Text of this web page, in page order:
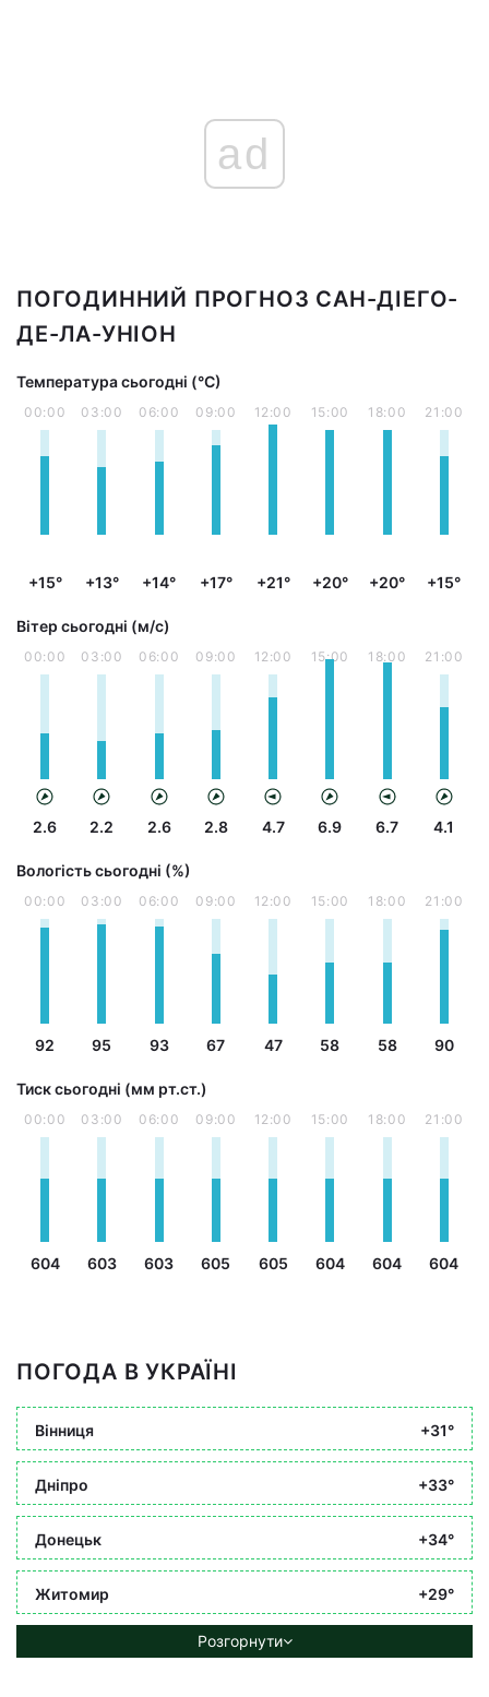
ad
ПОГОДИННИЙ ПРОГНОЗ САН-ДІЕГО-
ДЕ-ЛА-УНІОН
Температура сьогодні (°С)
00:00
+15°
03:00
+13°
06:00
+14°
09:00
+17°
12:00
+21°
15:00
+20°
18:00
+20°
21:00
+15°
Вітер сьогодні (м/с)
00:00
2.6
03:00
2.2
06:00
2.6
09:00
2.8
12:00
4.7
15:00
6.9
18:00
6.7
21:00
4.1
Вологість сьогодні (%)
00:00
92
03:00
95
06:00
93
09:00
67
12:00
47
15:00
58
18:00
58
21:00
90
Тиск сьогодні (мм рт.ст.)
00:00
604
03:00
603
06:00
603
09:00
605
12:00
605
15:00
604
18:00
604
21:00
604
ПОГОДА В УКРАЇНІ
Вінниця +31°
Дніпро +33°
Донецьк +34°
Житомир +29°
Розгорнути